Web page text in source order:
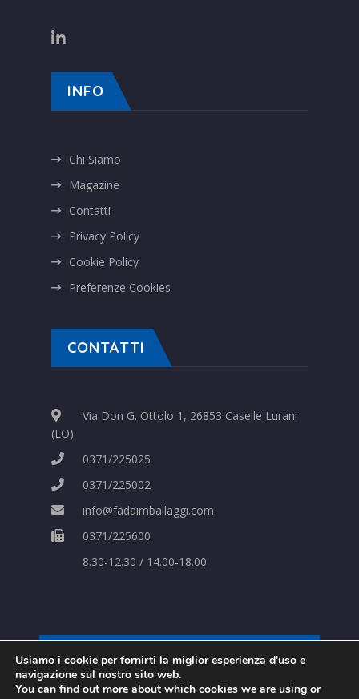
INFO
Chi Siamo
Magazine
Contatti
Privacy Policy
Cookie Policy
Preferenze Cookies
CONTATTI
Via Don G. Ottolo 1, 26853 Caselle Lurani
(LO)
0371/225025
0371/225002
info@fadaimballaggi.com
0371/225600
8.30-12.30 / 14.00-18.00
Strategie Digitali Innovea
Usiamo i cookie per fornirti la miglior esperienza d'uso e
navigazione sul nostro sito web.
You can find out more about which cookies we are using or